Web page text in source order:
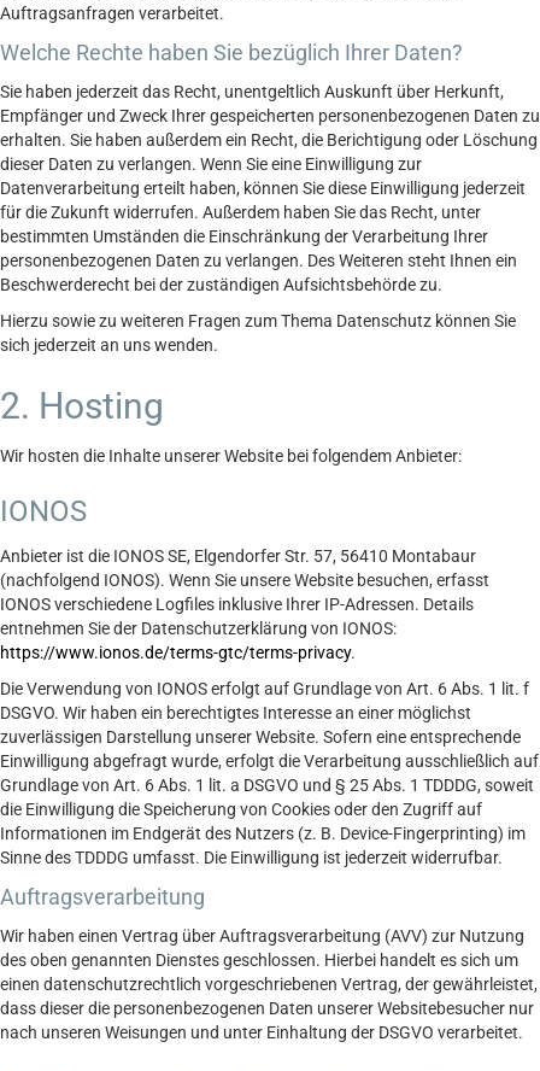
Auftragsanfragen verarbeitet.
Welche Rechte haben Sie bezüglich Ihrer Daten?
Sie haben jederzeit das Recht, unentgeltlich Auskunft über Herkunft,
Empfänger und Zweck Ihrer gespeicherten personenbezogenen Daten zu
erhalten. Sie haben außerdem ein Recht, die Berichtigung oder Löschung
dieser Daten zu verlangen. Wenn Sie eine Einwilligung zur
Datenverarbeitung erteilt haben, können Sie diese Einwilligung jederzeit
für die Zukunft widerrufen. Außerdem haben Sie das Recht, unter
bestimmten Umständen die Einschränkung der Verarbeitung Ihrer
personenbezogenen Daten zu verlangen. Des Weiteren steht Ihnen ein
Beschwerderecht bei der zuständigen Aufsichtsbehörde zu.
Hierzu sowie zu weiteren Fragen zum Thema Datenschutz können Sie
sich jederzeit an uns wenden.
2. Hosting
Wir hosten die Inhalte unserer Website bei folgendem Anbieter:
IONOS
Anbieter ist die IONOS SE, Elgendorfer Str. 57, 56410 Montabaur
(nachfolgend IONOS). Wenn Sie unsere Website besuchen, erfasst
IONOS verschiedene Logfiles inklusive Ihrer IP-Adressen. Details
entnehmen Sie der Datenschutzerklärung von IONOS:
https://www.ionos.de/terms-gtc/terms-privacy.
Die Verwendung von IONOS erfolgt auf Grundlage von Art. 6 Abs. 1 lit. f
DSGVO. Wir haben ein berechtigtes Interesse an einer möglichst
zuverlässigen Darstellung unserer Website. Sofern eine entsprechende
Einwilligung abgefragt wurde, erfolgt die Verarbeitung ausschließlich auf
Grundlage von Art. 6 Abs. 1 lit. a DSGVO und § 25 Abs. 1 TDDDG, soweit
die Einwilligung die Speicherung von Cookies oder den Zugriff auf
Informationen im Endgerät des Nutzers (z. B. Device-Fingerprinting) im
Sinne des TDDDG umfasst. Die Einwilligung ist jederzeit widerrufbar.
Auftragsverarbeitung
Wir haben einen Vertrag über Auftragsverarbeitung (AVV) zur Nutzung
des oben genannten Dienstes geschlossen. Hierbei handelt es sich um
einen datenschutzrechtlich vorgeschriebenen Vertrag, der gewährleistet,
dass dieser die personenbezogenen Daten unserer Websitebesucher nur
nach unseren Weisungen und unter Einhaltung der DSGVO verarbeitet.